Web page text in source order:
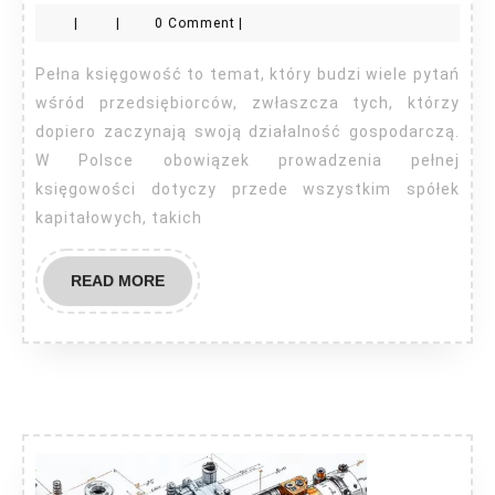
kiedy
wymagana?
0 Comment
Pełna księgowość to temat, który budzi wiele pytań
wśród przedsiębiorców, zwłaszcza tych, którzy
dopiero zaczynają swoją działalność gospodarczą.
W Polsce obowiązek prowadzenia pełnej
księgowości dotyczy przede wszystkim spółek
kapitałowych, takich
READ MOREREAD
MORE